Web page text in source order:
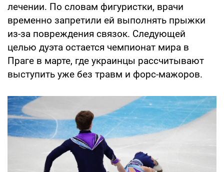
лечении. По словам фигуристки, врачи
временно запретили ей выполнять прыжки
из-за повреждения связок. Следующей
целью дуэта остается чемпионат мира в
Праге в марте, где украинцы рассчитывают
выступить уже без травм и форс-мажоров.